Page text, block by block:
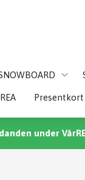
REA Presentkort
under